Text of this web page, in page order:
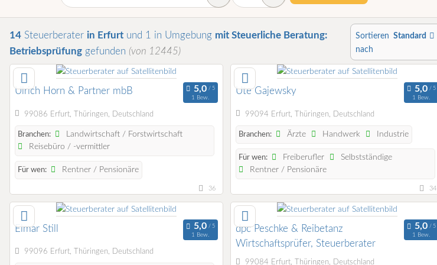
14 Steuerberater in Erfurt und 1 in Umgebung mit Steuerliche Beratung:
Betriebsprüfung gefunden (von 12445)
Sortieren
nach
Standard
Ulrich Horn & Partner mbB
1 Bew.
99086 Erfurt, Thüringen, Deutschland
Branchen:
Landwirtschaft / Forstwirtschaft
Reisebüro / -vermittler
Für wen: Rentner / Pensionäre
36
Ute Gajewsky
1 Bew.
99094 Erfurt, Thüringen, Deutschland
Branchen: Ärzte Handwerk Industrie
Für wen: Freiberufler
Selbstständige
Rentner / Pensionäre
34
Elmar Still
1 Bew.
99096 Erfurt, Thüringen, Deutschland
dpc Peschke & Reibetanz
Wirtschaftsprüfer, Steuerberater
1 Bew.
99084 Erfurt, Thüringen, Deutschland